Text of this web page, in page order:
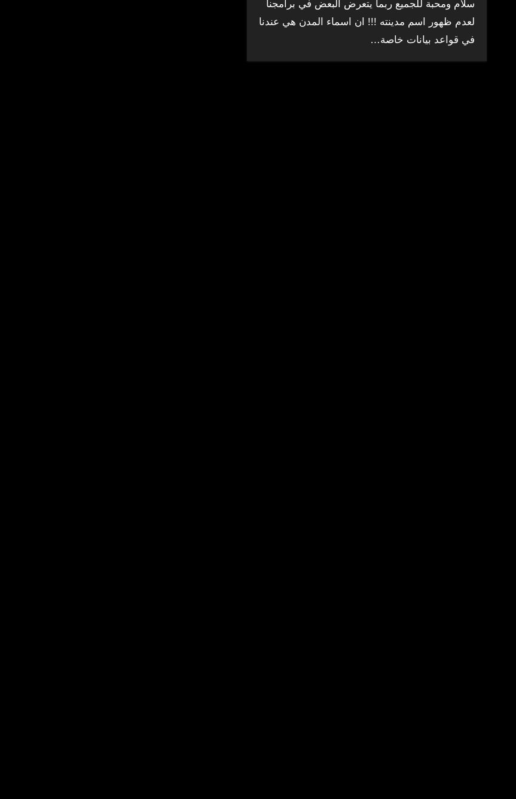
سلام ومحبة للجميع ربما يتعرض البعض في برامجنا
لعدم ظهور اسم مدينته !!! ان اسماء المدن هي عندنا
في قواعد بيانات خاصة…